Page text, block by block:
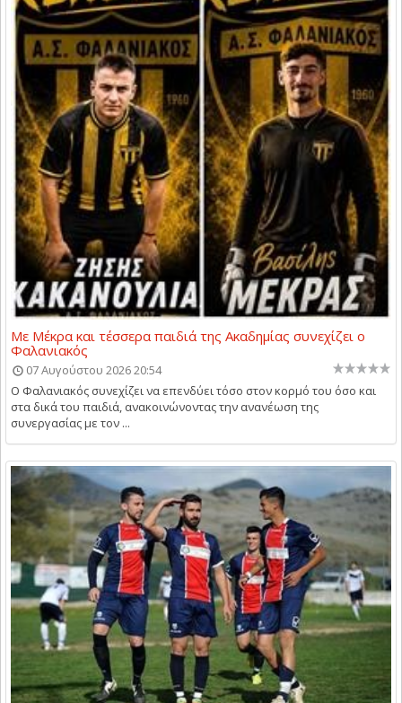
Με Μέκρα και τέσσερα παιδιά της Ακαδημίας συνεχίζει ο
Φαλανιακός
07 Αυγούστου 2026 20:54
Ο Φαλανιακός συνεχίζει να επενδύει τόσο στον κορμό του όσο και
στα δικά του παιδιά, ανακοινώνοντας την ανανέωση της
συνεργασίας με τον ...